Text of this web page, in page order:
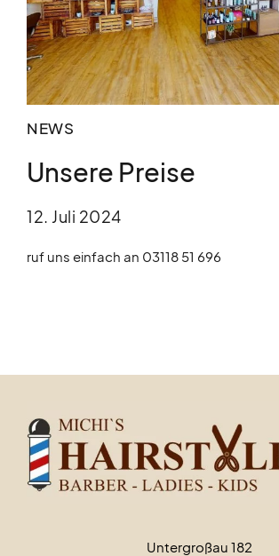
NEWS
Unsere Preise
12. Juli 2024
ruf uns einfach an 03118 51 696
Untergroßau 182